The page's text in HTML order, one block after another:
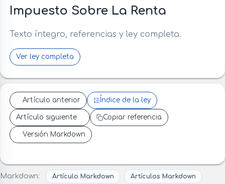
Impuesto Sobre La Renta
Texto íntegro, referencias y ley completa.
Ver ley completa
Artículo anterior Índice de la ley
Artículo siguiente Copiar referencia
Versión Markdown
Markdown: Artículo Markdown Artículos Markdown